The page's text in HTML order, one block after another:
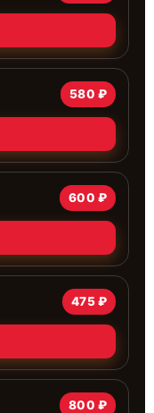
580 ₽
600 ₽
475 ₽
800 ₽